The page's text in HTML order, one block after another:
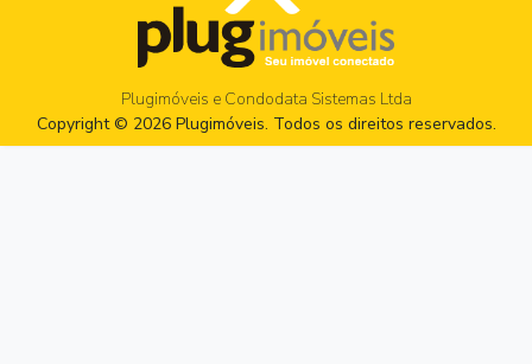
Plugimóveis e Condodata Sistemas Ltda
Copyright © 2026 Plugimóveis. Todos os direitos reservados.